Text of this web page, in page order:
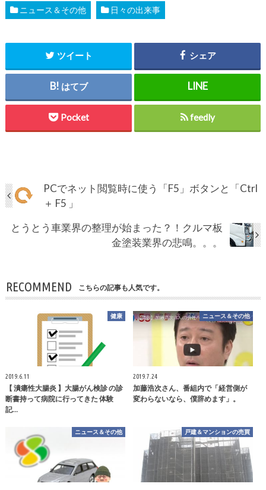
ニュース＆その他 日々の出来事
ツイート シェア
はてブ
Pocket feedly
PCでネット閲覧時に使う「F5」ボタンと「Ctrl
＋ F5 」
とうとう車業界の整理が始まった？！クルマ板
金塗装業界の悲鳴。。。
RECOMMEND こちらの記事も人気です。
健康
2019.6.11
【 潰瘍性大腸炎 】大腸がん検診 の診
断書持って病院に行ってきた 体験
記…
ニュース＆その他
2019.7.24
加藤浩次さん、番組内で「経営側が
変わらないなら、僕辞めます」。
ニュース＆その他 戸建＆マンションの売買